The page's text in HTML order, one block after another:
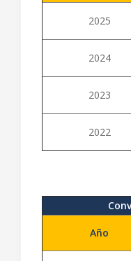
2025
2024
2023
2022
Año